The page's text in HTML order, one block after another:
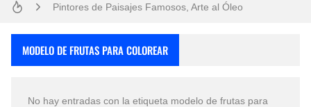
Pintores de Paisajes Famosos, Arte al Óleo
MODELO DE FRUTAS PARA COLOREAR
No hay entradas con la etiqueta modelo de frutas para